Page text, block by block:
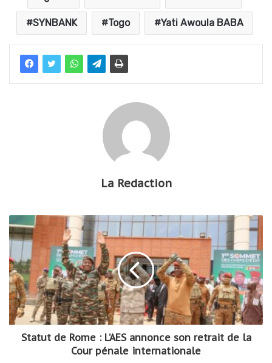
SYNBANK Togo Yati Awoula BABA
La Redaction
Statut de Rome : L’AES annonce son retrait de la
Cour pénale internationale